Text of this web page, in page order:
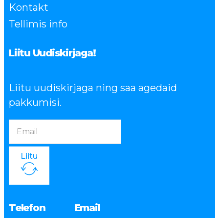
Kontakt
Tellimis info
Liitu Uudiskirjaga!
Liitu uudiskirjaga ning saa ägedaid
pakkumisi.
Liitu
Telefon Email